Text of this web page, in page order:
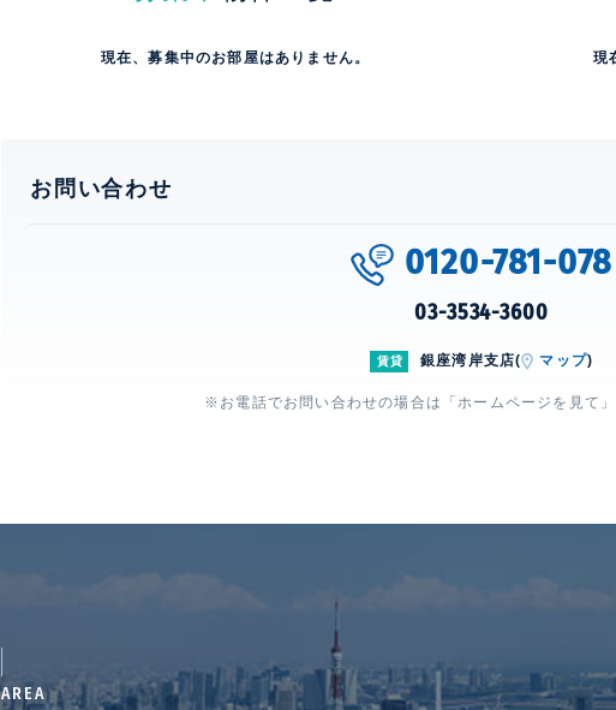
現在、募集中のお部屋はありません。 現
お問い合わせ
0120-781-078
03-3534-3600
賃貸 銀座湾岸支店( マップ)
※お電話でお問い合わせの場合は「ホームページを見て」
AREA